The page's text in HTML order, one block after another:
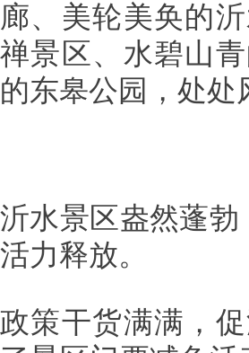
廊、美轮美奂的
禅景区、水碧山
的东皋公园，处处
沂水景区盎然蓬勃
活力释放。
政策干货满满，